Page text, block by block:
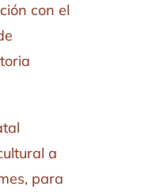
con el
a
para